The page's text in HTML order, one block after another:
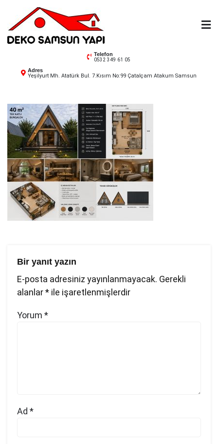
content
Deko Samsun
Telefon
0532 349 61 05
Adres
Yeşilyurt Mh. Atatürk Bul. 7.Kısım No:99 Çatalçam Atakum Samsun
Bir yanıt yazın
E-posta adresiniz yayınlanmayacak. Gerekli
alanlar* ile işaretlenmişlerdir
Yorum *
Ad *